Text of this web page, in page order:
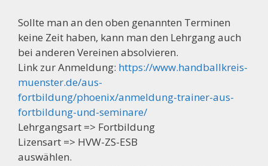
Sollte man an den oben genannten Terminen
keine Zeit haben, kann man den Lehrgang auch
bei anderen Vereinen absolvieren.
Link zur Anmeldung: https://www.handballkreis-
muenster.de/aus-
fortbildung/phoenix/anmeldung-trainer-aus-
fortbildung-und-seminare/
Lehrgangsart => Fortbildung
Lizensart => HVW-ZS-ESB
auswählen.